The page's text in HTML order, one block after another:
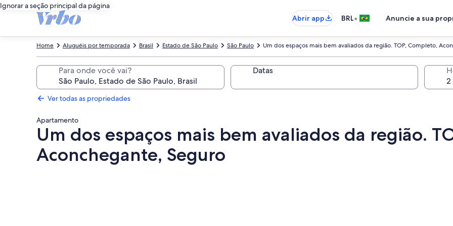
Ignorar a seção principal da página
Abrir app
BRL• Anuncie a sua
Um dos espaços mais bem avaliados da região. TOP, Completo,
São Paulo
Estado de São Paulo
Brasil
Aluguéis por temporada
Home
Para onde você vai? Datas
Ver todas as propriedades
Apartamento
Um dos espaços mais bem avaliados da região.
Aconchegante, Seguro